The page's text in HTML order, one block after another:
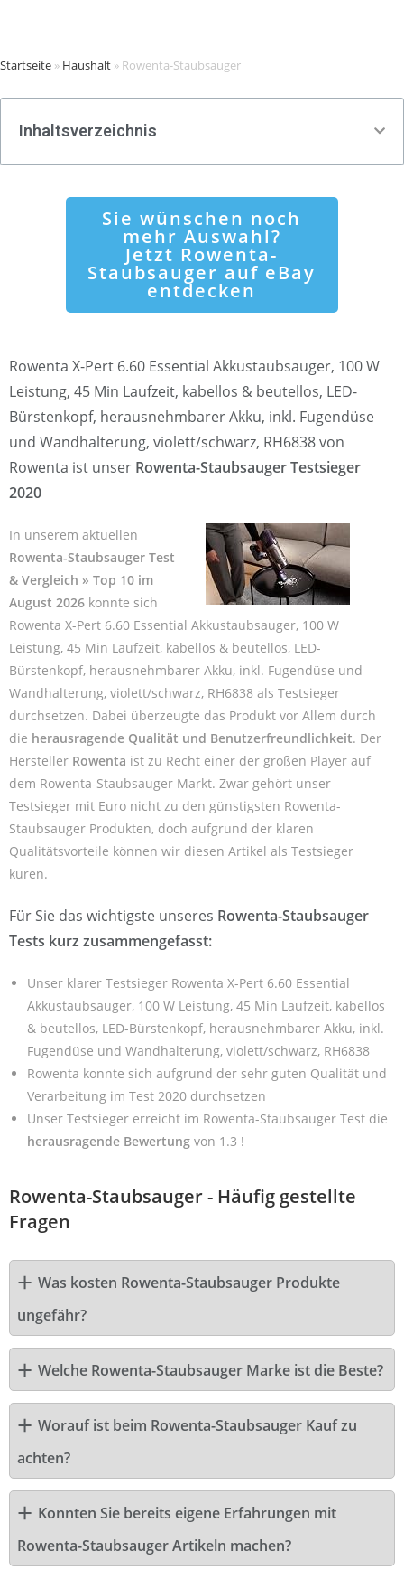
Startseite » Haushalt » Rowenta-Staubsauger
Inhaltsverzeichnis
Sie wünschen noch
mehr Auswahl?
Jetzt Rowenta-
Staubsauger auf eBay
entdecken
Rowenta X-Pert 6.60 Essential Akkustaubsauger, 100 W
Leistung, 45 Min Laufzeit, kabellos & beutellos, LED-
Bürstenkopf, herausnehmbarer Akku, inkl. Fugendüse
und Wandhalterung, violett/schwarz, RH6838 von
Rowenta ist unser Rowenta-Staubsauger Testsieger
2020
In unserem aktuellen
Rowenta-Staubsauger Test
& Vergleich » Top 10 im
August 2026 konnte sich
Rowenta X-Pert 6.60 Essential Akkustaubsauger, 100 W
Leistung, 45 Min Laufzeit, kabellos & beutellos, LED-
Bürstenkopf, herausnehmbarer Akku, inkl. Fugendüse und
Wandhalterung, violett/schwarz, RH6838 als Testsieger
durchsetzen. Dabei überzeugte das Produkt vor Allem durch
die herausragende Qualität und Benutzerfreundlichkeit. Der
Hersteller Rowenta ist zu Recht einer der großen Player auf
dem Rowenta-Staubsauger Markt. Zwar gehört unser
Testsieger mit Euro nicht zu den günstigsten Rowenta-
Staubsauger Produkten, doch aufgrund der klaren
Qualitätsvorteile können wir diesen Artikel als Testsieger
küren.
Für Sie das wichtigste unseres Rowenta-Staubsauger
Tests kurz zusammengefasst:
Unser klarer Testsieger Rowenta X-Pert 6.60 Essential
Akkustaubsauger, 100 W Leistung, 45 Min Laufzeit, kabellos
& beutellos, LED-Bürstenkopf, herausnehmbarer Akku, inkl.
Fugendüse und Wandhalterung, violett/schwarz, RH6838
Rowenta konnte sich aufgrund der sehr guten Qualität und
Verarbeitung im Test 2020 durchsetzen
Unser Testsieger erreicht im Rowenta-Staubsauger Test die
herausragende Bewertung von 1.3 !
Rowenta-Staubsauger - Häufig gestellte
Fragen
Was kosten Rowenta-Staubsauger Produkte
ungefähr?
Welche Rowenta-Staubsauger Marke ist die Beste?
Worauf ist beim Rowenta-Staubsauger Kauf zu
achten?
Konnten Sie bereits eigene Erfahrungen mit
Rowenta-Staubsauger Artikeln machen?